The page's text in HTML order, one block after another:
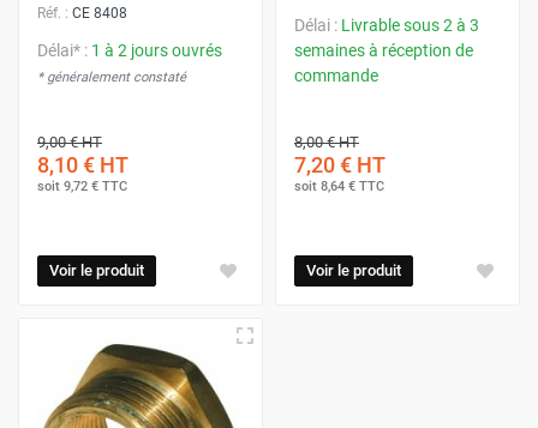
Réf. : CE 8408
Délai* : 1 à 2 jours ouvrés
* généralement constaté
9,00 €HT
8,10 € HT
soit 9,72 € TTC
Voir le produit
Délai : Livrable sous 2 à 3
semaines à réception de
commande
8,00 €HT
7,20 € HT
soit 8,64 € TTC
Voir le produit